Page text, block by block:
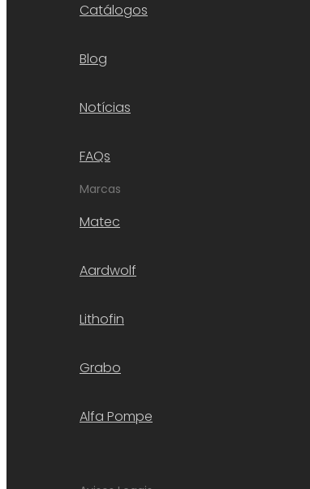
Catálogos
Blog
Notícias
FAQs
Marcas
Matec
Aardwolf
Lithofin
Grabo
Alfa Pompe